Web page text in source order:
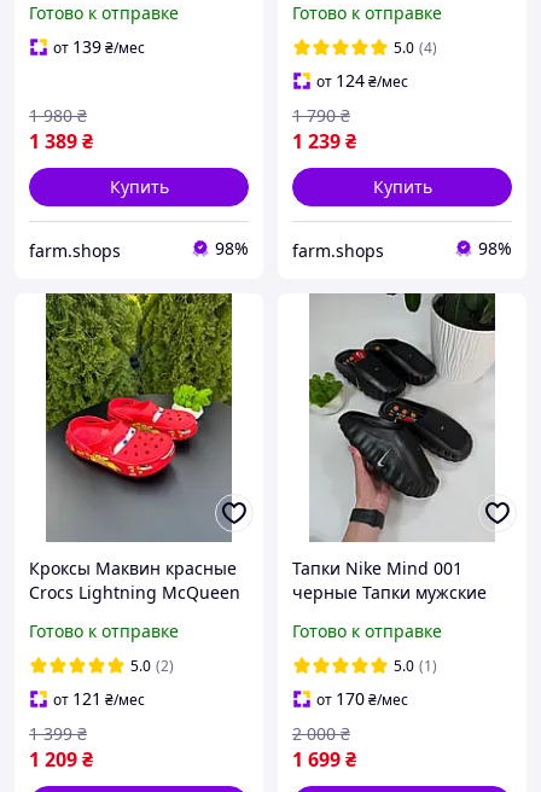
Маквин 95 летние
Готово к отправке
от 139₴/мес
1 389₴
1 980 ₴
Купить
farm.shops 98%
летние
Готово к отправке
5.0 (4)
от 124₴/мес
1 239₴
1 790 ₴
Купить
farm.shops 98%
Кроксы Маквин красные
Crocs Lightning McQueen
молния 95
Готово к отправке
5.0 (2)
от 121 ₴/мес
1 209₴
1 399 ₴
Тапки Nike Mind 001
черные Тапки мужские
Готово к отправке
5.0 (1)
от 170₴/мес
1 699₴
2 000 ₴